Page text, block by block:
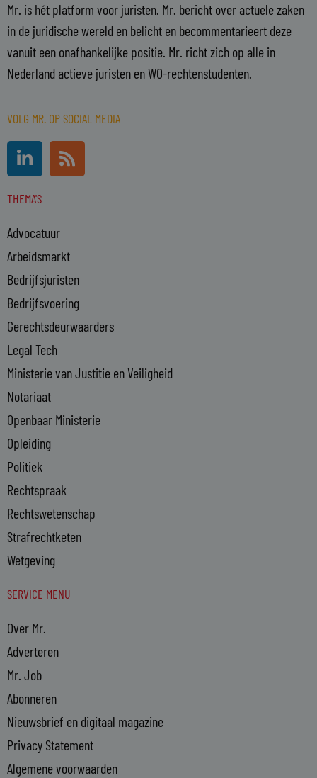
Mr. is hét platform voor juristen. Mr. bericht over actuele zaken
in de juridische wereld en belicht en becommentarieert deze
vanuit een onafhankelijke positie. Mr. richt zich op alle in
Nederland actieve juristen en WO-rechtenstudenten.
VOLG MR. OP SOCIAL MEDIA
L
i
n
k
d
i
n
-
i
n
R
s
s
THEMA'S
Advocatuur
Arbeidsmarkt
Bedrijfsjuristen
Bedrijfsvoering
Gerechtsdeurwaarders
Legal Tech
Ministerie van Justitie en Veiligheid
Notariaat
Openbaar Ministerie
Opleiding
Politiek
Rechtspraak
Rechtswetenschap
Strafrechtketen
Wetgeving
SERVICE MENU
Over Mr.
Adverteren
Mr. Job
Abonneren
Nieuwsbrief en digitaal magazine
Privacy Statement
Algemene voorwaarden